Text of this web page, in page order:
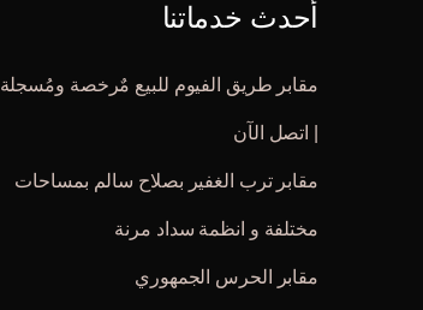
أحدث خدماتنا
مقابر طريق الفيوم للبيع مٌرخصة ومُسجلة
| اتصل الآن
مقابر ترب الغفير بصلاح سالم بمساحات
مختلفة و انظمة سداد مرنة
مقابر الحرس الجمهوري